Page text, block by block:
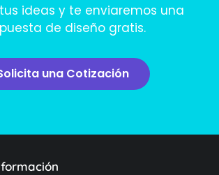
ideas y te enviaremos una
de diseño gratis.
una Cotización